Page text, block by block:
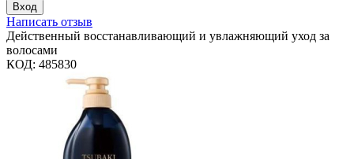
Вход
Написать отзыв
Действенный восстанавливающий и увлажняющий уход за
волосами
КОД: 485830